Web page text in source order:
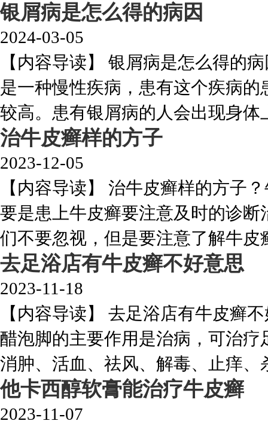
银屑病是怎么得的病因
2024-03-05
【内容导读】 银屑病是怎么得的
是一种慢性疾病，患有这个疾病
较高。患有银屑病的人会出现身
治牛皮癣样的方子
2023-12-05
【内容导读】 治牛皮癣样的方子
要是患上牛皮癣要注意及时的诊
们不要忽视，但是要注意了解牛
去足浴店有牛皮癣不好意思
2023-11-18
【内容导读】 去足浴店有牛皮癣
醋泡脚的主要作用是治病，可治
消肿、活血、祛风、解毒、止痒
他卡西醇软膏能治疗牛皮癣
2023-11-07